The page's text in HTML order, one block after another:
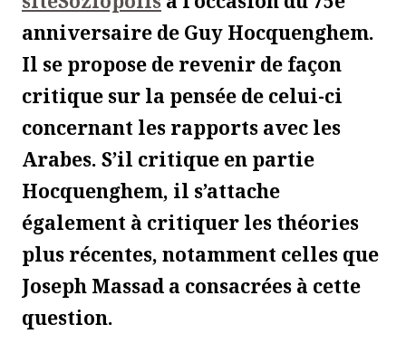
anniversaire de Guy Hocquenghem.
Il se propose de revenir de façon
critique sur la pensée de celui-ci
concernant les rapports avec les
Arabes. S’il critique en partie
Hocquenghem, il s’attache
également à critiquer les théories
plus récentes, notamment celles que
Joseph Massad a consacrées à cette
question.